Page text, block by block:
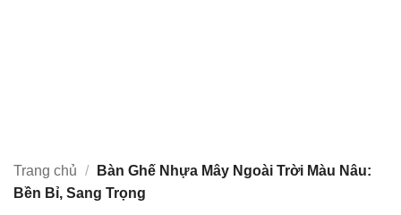
Trang chủ /
Bàn Ghế Nhựa Mây Ngoài Trời Màu Nâu:
Bền Bỉ, Sang Trọng